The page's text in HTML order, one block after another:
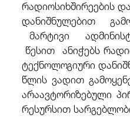
რადიოსიხშირეების
დანიშნულებით
მარტივი
წესით ანიჭებს
ტექნოლოგიური
წლის ვადით
არაავტორიზებული
რესურსით